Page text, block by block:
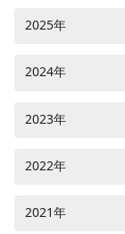
2025年
2024年
2023年
2022年
2021年